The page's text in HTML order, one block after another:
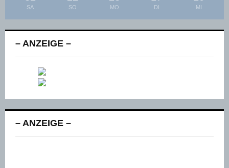
SA SO MO DI MI
– ANZEIGE –
– ANZEIGE –